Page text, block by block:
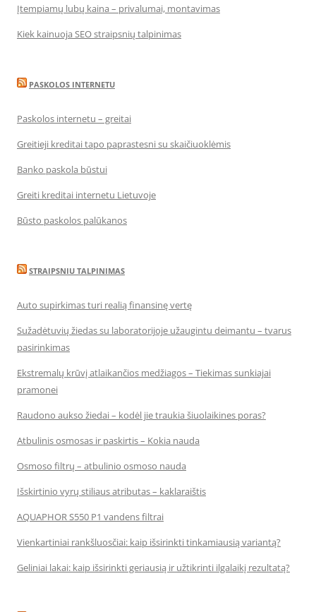
Įtempiamų lubų kaina – privalumai, montavimas
Kiek kainuoja SEO straipsnių talpinimas
PASKOLOS INTERNETU
Paskolos internetu – greitai
Greitieji kreditai tapo paprastesni su skaičiuoklėmis
Banko paskola būstui
Greiti kreditai internetu Lietuvoje
Būsto paskolos palūkanos
STRAIPSNIU TALPINIMAS
Auto supirkimas turi realią finansinę vertę
Sužadėtuvių žiedas su laboratorijoje užaugintu deimantu – tvarus
pasirinkimas
Ekstremalų krūvį atlaikančios medžiagos – Tiekimas sunkiajai
pramonei
Raudono aukso žiedai – kodėl jie traukia šiuolaikines poras?
Atbulinis osmosas ir paskirtis – Kokia nauda
Osmoso filtrų – atbulinio osmoso nauda
Išskirtinio vyrų stiliaus atributas – kaklaraištis
AQUAPHOR S550 P1 vandens filtrai
Vienkartiniai rankšluosčiai: kaip išsirinkti tinkamiausią variantą?
Geliniai lakai: kaip išsirinkti geriausią ir užtikrinti ilgalaikį rezultatą?